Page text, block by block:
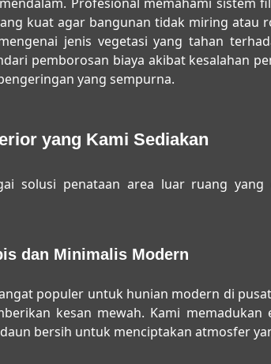
kuat agar bangunan tidak miring atau
jenis vegetasi yang tahan
pemborosan biaya akibat kesalahan
yang sempurna.
yang Kami Sediakan
solusi penataan area luar ruang
dan Minimalis Modern
populer untuk hunian modern di
kesan mewah. Kami
bersih untuk menciptakan atmosfer